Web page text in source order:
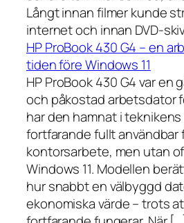
Långt innan filmer kunde
internet och innan DVD-
HP ProBook 430 G4 – en
tiden före Windows 11
HP ProBook 430 G4 var en
och påkostad arbetsdator
har den hamnat i
fortfarande fullt användbar
kontorsarbete, men utan
Windows 11. Modellen
hur snabbt en välbyggd
ekonomiska värde – trots